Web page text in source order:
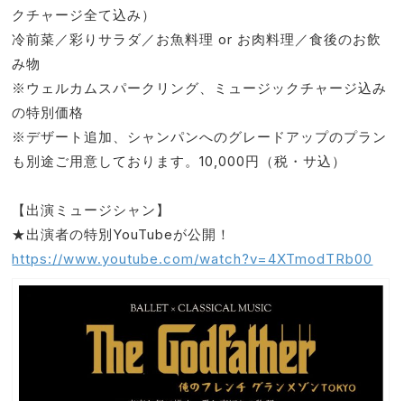
クチャージ全て込み）
冷前菜／彩りサラダ／お魚料理 or お肉料理／食後のお飲
み物
※ウェルカムスパークリング、ミュージックチャージ込み
の特別価格
※デザート追加、シャンパンへのグレードアップのプラン
も別途ご用意しております。10,000円（税・サ込）
【出演ミュージシャン】
★出演者の特別YouTubeが公開！
https://www.youtube.com/watch?v=4XTmodTRb00